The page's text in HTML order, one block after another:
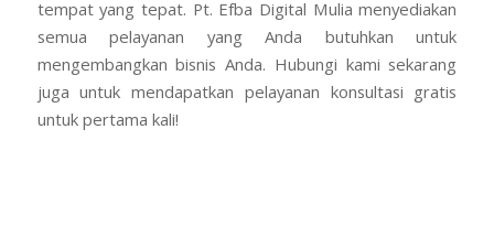
tempat yang tepat. Pt. Efba Digital Mulia menyediakan
semua pelayanan yang Anda butuhkan untuk
mengembangkan bisnis Anda. Hubungi kami sekarang
juga untuk mendapatkan pelayanan konsultasi gratis
untuk pertama kali!